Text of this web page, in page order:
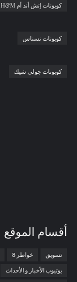
كوبونات إتش أند أم H&M
كوبونات نسناس
كوبونات جولي شيك
أقسام الموقع
تسويق خواطر 8
يوتيوب الأخبار و الأحداث